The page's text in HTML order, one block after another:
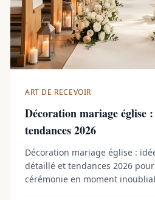
ART DE RECEVOIR
Décoration mariage église
tendances 2026
Décoration mariage église :
détaillé et tendances 2026
cérémonie en moment